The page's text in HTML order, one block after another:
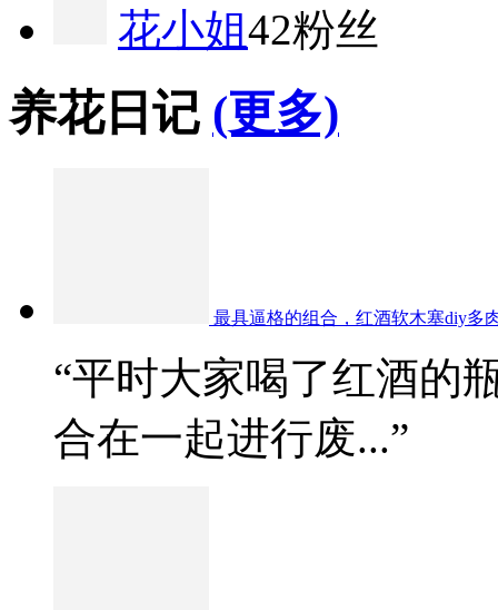
花小姐42粉丝
养花日记 (更多)
最具逼格的组合，红酒软木塞diy多
“平时大家喝了红酒的
合在一起进行废...”